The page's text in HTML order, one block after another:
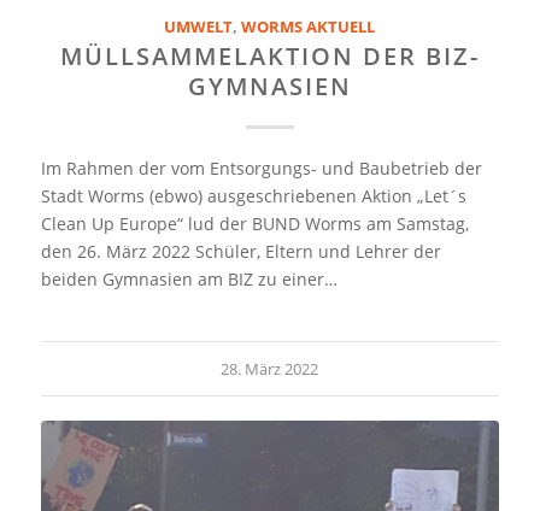
UMWELT,WORMS AKTUELL
MÜLLSAMMELAKTION DER BIZ-
GYMNASIEN
Im Rahmen der vom Entsorgungs- und Baubetrieb der
Stadt Worms (ebwo) ausgeschriebenen Aktion „Let´s
Clean Up Europe“ lud der BUND Worms am Samstag,
den 26. März 2022 Schüler, Eltern und Lehrer der
beiden Gymnasien am BIZ zu einer…
28. März 2022